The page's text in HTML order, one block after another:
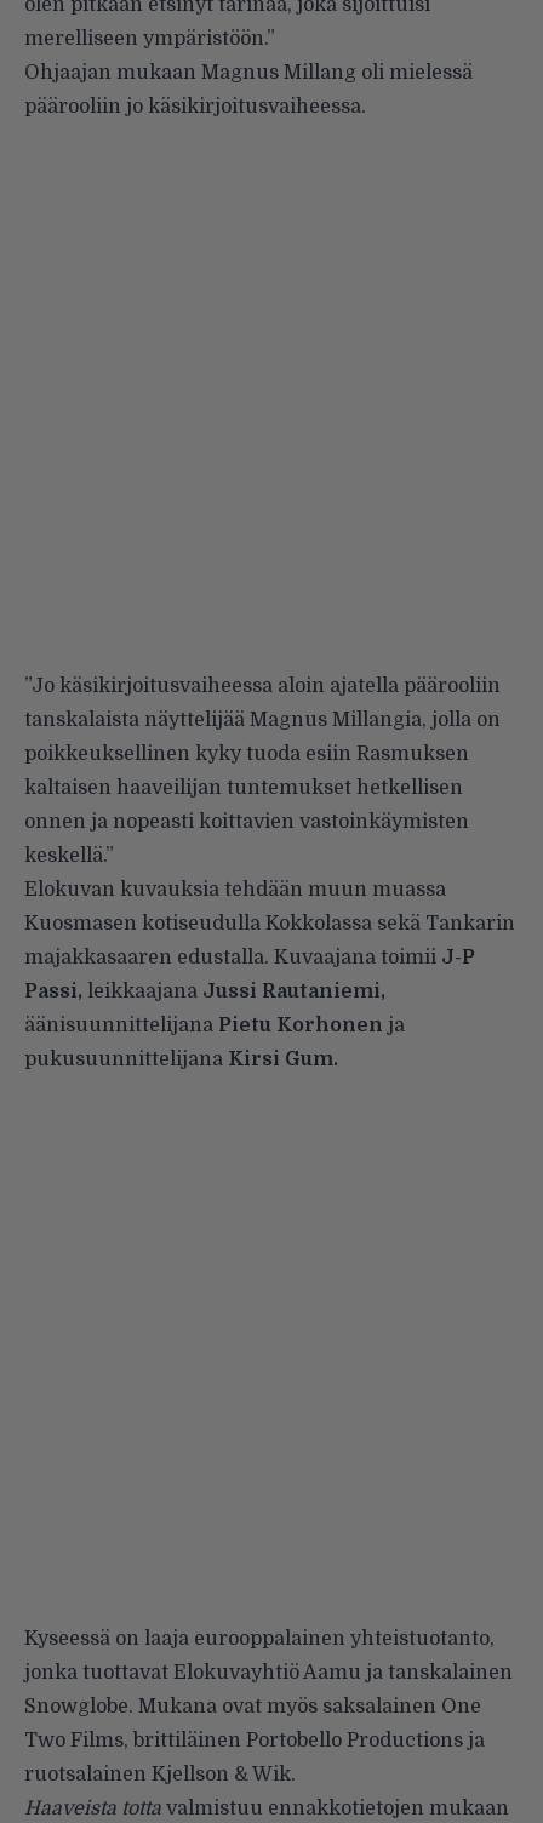
olen pitkään etsinyt tarinaa, joka sijoittuisi
merelliseen ympäristöön.”
Ohjaajan mukaan Magnus Millang oli mielessä
päärooliin jo käsikirjoitusvaiheessa.
”Jo käsikirjoitusvaiheessa aloin ajatella päärooliin
tanskalaista näyttelijää Magnus Millangia, jolla on
poikkeuksellinen kyky tuoda esiin Rasmuksen
kaltaisen haaveilijan tuntemukset hetkellisen
onnen ja nopeasti koittavien vastoinkäymisten
keskellä.”
Elokuvan kuvauksia tehdään muun muassa
Kuosmasen kotiseudulla Kokkolassa sekä Tankarin
majakkasaaren edustalla. Kuvaajana toimii J-P
Passi, leikkaajana Jussi Rautaniemi,
äänisuunnittelijana Pietu Korhonen ja
pukusuunnittelijana Kirsi Gum.
Kyseessä on laaja eurooppalainen yhteistuotanto,
jonka tuottavat Elokuvayhtiö Aamu ja tanskalainen
Snowglobe. Mukana ovat myös saksalainen One
Two Films, brittiläinen Portobello Productions ja
ruotsalainen Kjellson & Wik.
Haaveista totta valmistuu ennakkotietojen mukaan